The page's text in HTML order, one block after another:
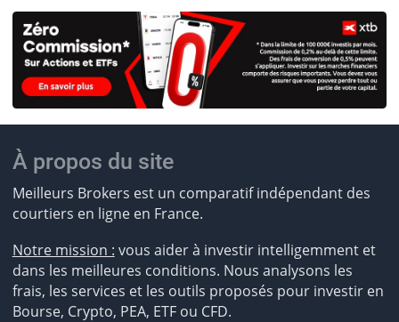
À propos du site
Meilleurs Brokers est un comparatif indépendant des
courtiers en ligne en France.
Notre mission : vous aider à investir intelligemment et
dans les meilleures conditions. Nous analysons les
frais, les services et les outils proposés pour investir en
Bourse, Crypto, PEA, ETF ou CFD.